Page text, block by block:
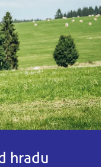
hradu